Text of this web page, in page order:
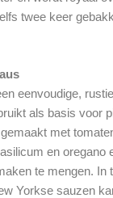
twee keer
eenvoudige,
als basis voor
met
en oregano
te mengen. In
Yorkse sauzen